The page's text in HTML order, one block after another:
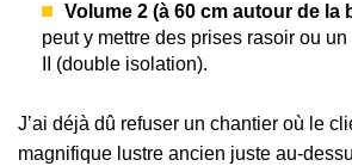
Volume 2 (à 60 cm autour de la
peut y mettre des prises rasoir ou
II (double isolation).
J’ai déjà dû refuser un chantier où le
magnifique lustre ancien juste au-